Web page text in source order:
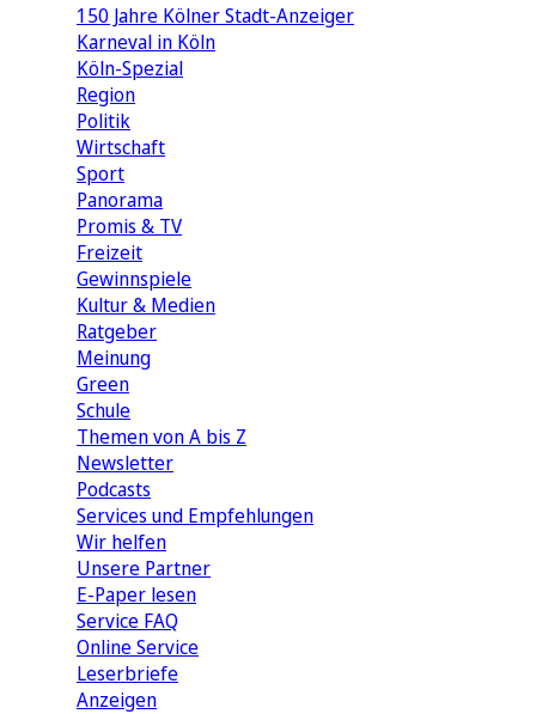
150 Jahre Kölner Stadt-Anzeiger
Karneval in Köln
Köln-Spezial
Region
Politik
Wirtschaft
Sport
Panorama
Promis & TV
Freizeit
Gewinnspiele
Kultur & Medien
Ratgeber
Meinung
Green
Schule
Themen von A bis Z
Newsletter
Podcasts
Services und Empfehlungen
Wir helfen
Unsere Partner
E-Paper lesen
Service FAQ
Online Service
Leserbriefe
Anzeigen